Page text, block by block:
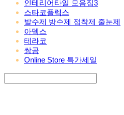
인테리어타일 모음집3
스타코플렉스
발수제 방수제 접착제 줄눈제
아덱스
테라코
쌍곰
Online Store 특가세일